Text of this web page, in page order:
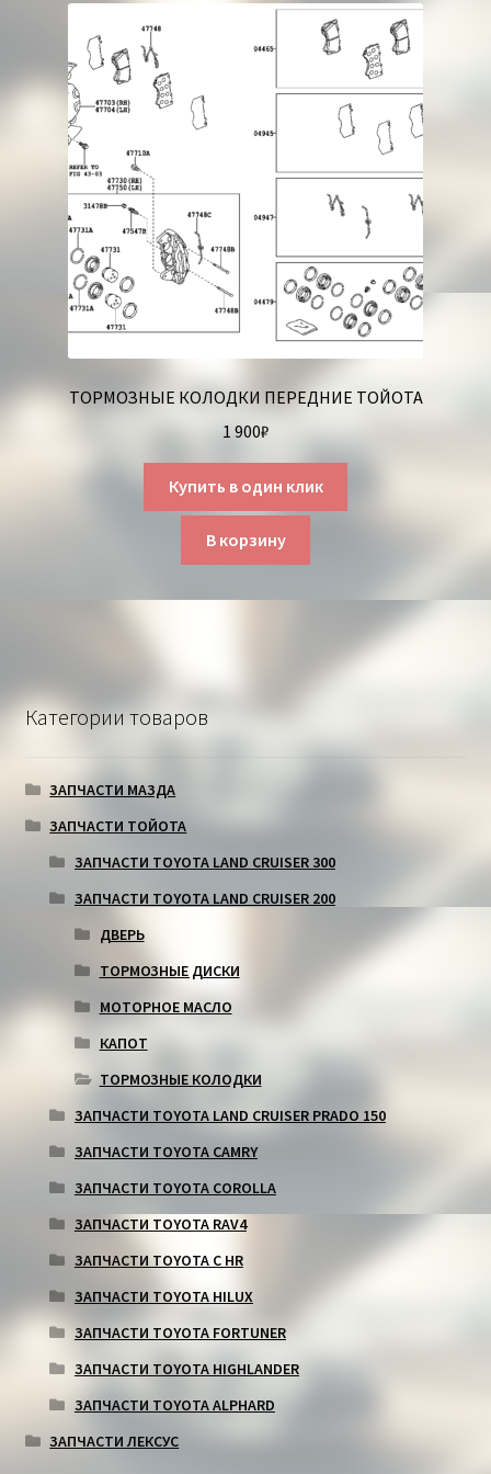
ТОРМОЗНЫЕ КОЛОДКИ ПЕРЕДНИЕ ТОЙОТА
1 900₽
Купить в один клик
В корзину
Категории товаров
ЗАПЧАСТИ МАЗДА
ЗАПЧАСТИ ТОЙОТА
ЗАПЧАСТИ TOYOTA LAND CRUISER 300
ЗАПЧАСТИ TOYOTA LAND CRUISER 200
ДВЕРЬ
ТОРМОЗНЫЕ ДИСКИ
МОТОРНОЕ МАСЛО
КАПОТ
ТОРМОЗНЫЕ КОЛОДКИ
ЗАПЧАСТИ TOYOTA LAND CRUISER PRADO 150
ЗАПЧАСТИ TOYOTA CAMRY
ЗАПЧАСТИ TOYOTA COROLLA
ЗАПЧАСТИ TOYOTA RAV4
ЗАПЧАСТИ TOYOTA C HR
ЗАПЧАСТИ TOYOTA HILUX
ЗАПЧАСТИ TOYOTA FORTUNER
ЗАПЧАСТИ TOYOTA HIGHLANDER
ЗАПЧАСТИ TOYOTA ALPHARD
ЗАПЧАСТИ ЛЕКСУС